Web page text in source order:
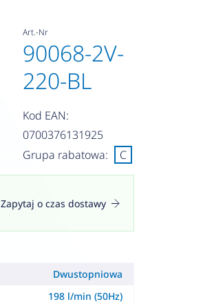
Art.-Nr
90068-2V-
220-BL
Kod EAN:
0700376131925
Grupa rabatowa:
C
Zapytaj o czas dostawy
Dwustopniowa
198 l/min (50Hz)